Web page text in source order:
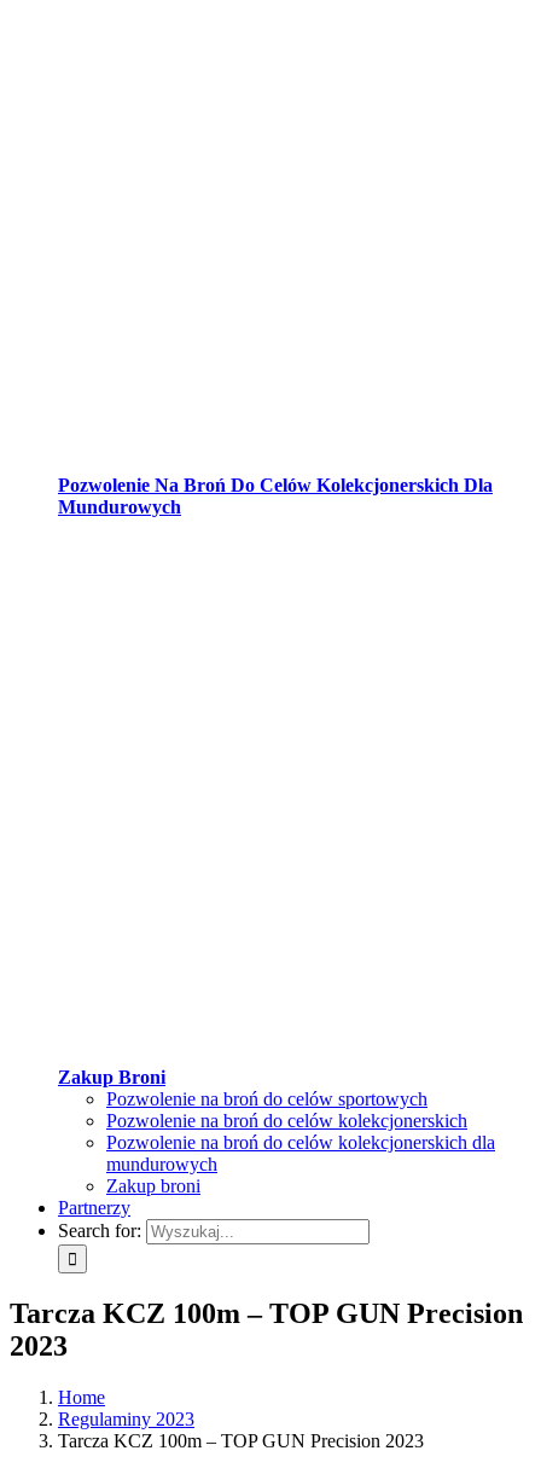
Pozwolenie Na Broń Do Celów Kolekcjonerskich Dla
Mundurowych
Zakup Broni
Pozwolenie na broń do celów sportowych
Pozwolenie na broń do celów kolekcjonerskich
Pozwolenie na broń do celów kolekcjonerskich dla
mundurowych
Zakup broni
Partnerzy
Search for:
Tarcza KCZ 100m – TOP GUN Precision
2023
Home
Regulaminy 2023
Tarcza KCZ 100m – TOP GUN Precision 2023